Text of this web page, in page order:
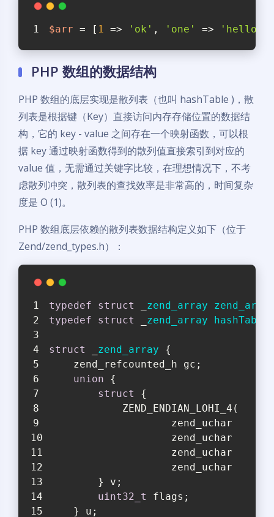
$arr = [ 1 => 'ok' , 'one' => 'hello'
PHP 数组的数据结构
PHP 数组的底层实现是散列表（也叫 hashTable )，散
列表是根据键（Key）直接访问内存存储位置的数据结
构，它的 key - value 之间存在一个映射函数，可以根
据 key 通过映射函数得到的散列值直接索引到对应的
value 值，无需通过关键字比较，在理想情况下，不考
虑散列冲突，散列表的查找效率是非常高的，时间复杂
度是 O (1)。
PHP 数组底层依赖的散列表数据结构定义如下（位于
Zend/zend_types.h）：
typedef struct zend_array
typedef
struct zend_array hashTable
struct zend_array {
    zend_refcounted_h gc;
union {
struct
{
            ZEND_ENDIAN_LOHI_4(
zend_uchar
zend_uchar
zend_uchar
zend_uchar
        } v;
uint32_t
flags;
    } u;